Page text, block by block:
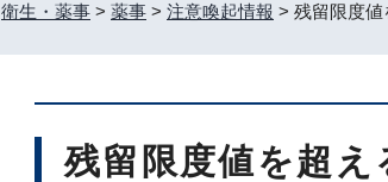
衛生・薬事 > 薬事 > 注意喚起情報 > 残留限度
残留限度値を超